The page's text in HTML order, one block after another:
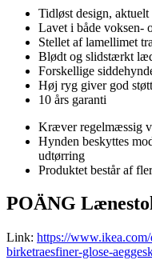
Tidløst design, aktuelt
Lavet i både voksen-
Stellet af lamellimet
Blødt og slidstærkt
Forskellige
Høj ryg giver god
10 års garanti
Kræver regelmæssig
Hynden beskyttes
udtørring
Produktet består af
POÄNG
Link: https://
birketraesfiner-glose-